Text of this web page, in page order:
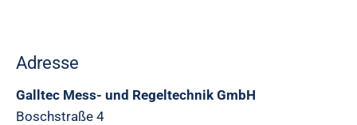
Adresse
Galltec Mess- und Regeltechnik GmbH
Boschstraße 4